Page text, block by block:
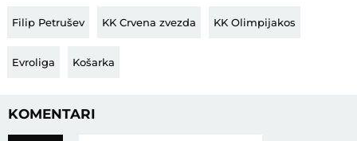
Filip Petrušev KK Crvena zvezda KK Olimpijakos
Evroliga Košarka
KOMENTARI